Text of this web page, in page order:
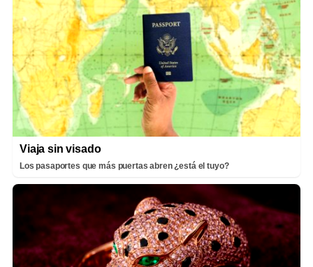
Viaja sin visado
Los pasaportes que más puertas abren ¿está el tuyo?